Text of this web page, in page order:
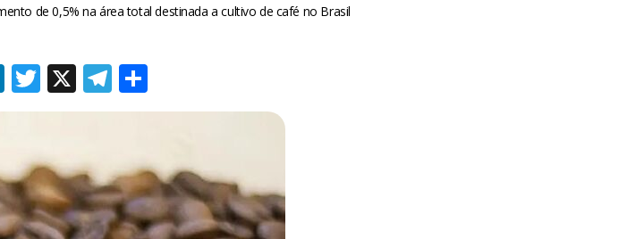
de 0,5% na área total destinada a cultivo de café no Brasil
LinkedIn
Twitter
X Telegram